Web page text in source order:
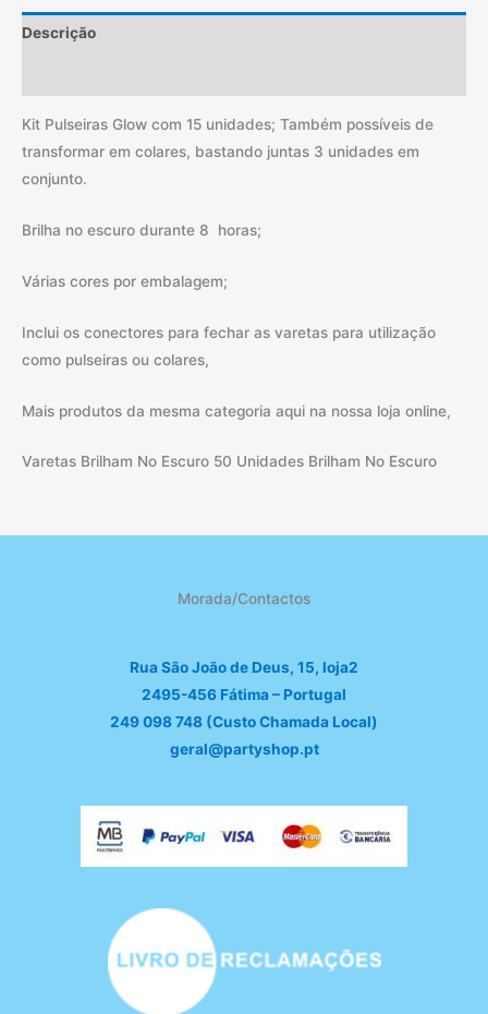
Descrição
Kit Pulseiras Glow com 15 unidades; Também possíveis de
transformar em colares, bastando juntas 3 unidades em
conjunto.
Brilha no escuro durante 8 horas;
Várias cores por embalagem;
Inclui os conectores para fechar as varetas para utilização
como pulseiras ou colares,
Mais produtos da mesma categoria aqui na nossa loja online,
Varetas Brilham No Escuro 50 Unidades Brilham No Escuro
Morada/Contactos
Rua São João de Deus, 15, loja2
2495-456 Fátima – Portugal
249 098 748 (Custo Chamada Local)
geral@partyshop.pt